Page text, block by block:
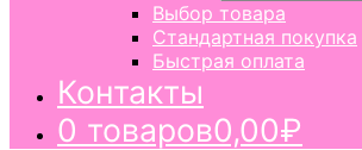
Выбор товара
Стандартная покупка
Быстрая оплата
Контакты
0 товаров0,00₽